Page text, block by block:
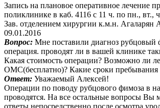
Запись на плановое оперативное лечение
поликлинике в каб. 4116 с 11 ч. по пн., вт.,
Зав. отделением хирургии к.м.н. Агаларян
09.01.2016
Вопрос: Мне поставили диагноз
операция. проводят ли в вашей клинике
Какая стоимость операции? Возможно ли
ОМС(бесплатно)? Какие сроки пребывания
Ответ: Уважаемый Алексей!
Операции по поводу рубцового фимоза в
проводятся. На все остальные вопросы Вы